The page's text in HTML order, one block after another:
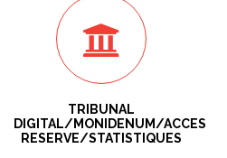
TRIBUNAL
DIGITAL/MONIDENUM/ACCES
RESERVE/STATISTIQUES